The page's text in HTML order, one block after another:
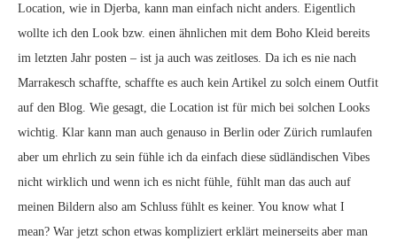
Location, wie in Djerba, kann man einfach nicht anders. Eigentlich
wollte ich den Look bzw. einen ähnlichen mit dem Boho Kleid bereits
im letzten Jahr posten – ist ja auch was zeitloses. Da ich es nie nach
Marrakesch schaffte, schaffte es auch kein Artikel zu solch einem Outfit
auf den Blog. Wie gesagt, die Location ist für mich bei solchen Looks
wichtig. Klar kann man auch genauso in Berlin oder Zürich rumlaufen
aber um ehrlich zu sein fühle ich da einfach diese südländischen Vibes
nicht wirklich und wenn ich es nicht fühle, fühlt man das auch auf
meinen Bildern also am Schluss fühlt es keiner. You know what I
mean? War jetzt schon etwas kompliziert erklärt meinerseits aber man